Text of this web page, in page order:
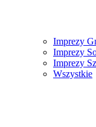
Imprezy
Imprezy
Imprezy
Wszystkie